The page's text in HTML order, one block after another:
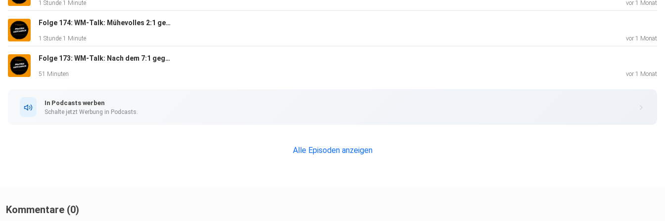
1 Stunde 1 Minute vor 1 Monat
Folge 174: WM-Talk: Mühevolles 2:1 gegen die Elfenbeinküste - Massengeschnack
1 Stunde 1 Minute vor 1 Monat
Folge 173: WM-Talk: Nach dem 7:1 gegen Curaçao - Massengeschnack
51 Minuten vor 1 Monat
In Podcasts werben
Schalte jetzt Werbung in Podcasts.
Alle Episoden anzeigen
Kommentare (0)